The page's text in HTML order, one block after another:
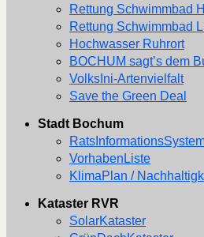
Rettung Schwimmbad
Rettung Schwimmbad
Hochwasser Ruhrort
BOCHUM sagt’s dem
VolksIni-Artenvielfalt
Save the Green Deal
Stadt Bochum
VorhabenListe
KlimaPlan /
Kataster RVR
SolarKataster